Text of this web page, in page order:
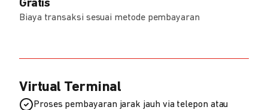
Gratis
Biaya transaksi sesuai metode pembayaran
Virtual Terminal
Proses pembayaran jarak jauh via telepon atau